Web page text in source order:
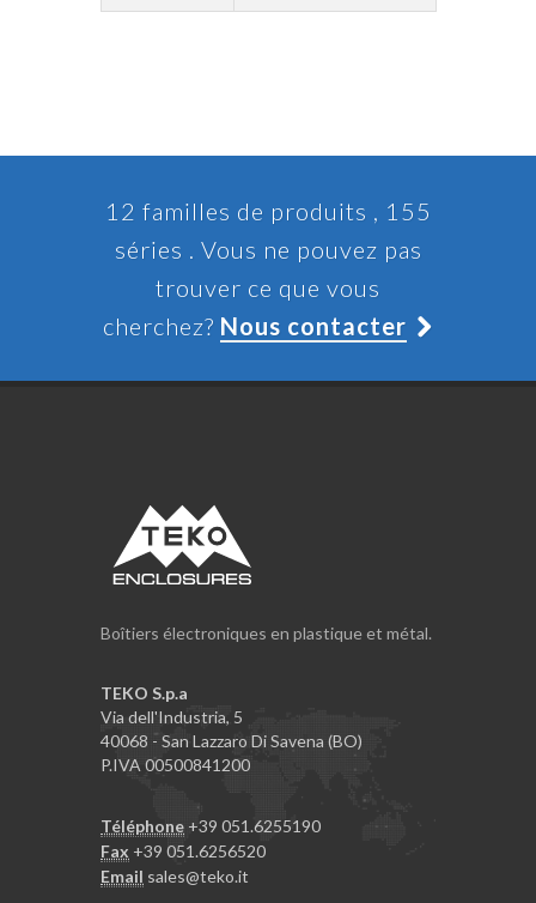
12 familles de produits , 155
séries . Vous ne pouvez pas
trouver ce que vous
cherchez? Nous contacter
Boîtiers électroniques en plastique et métal.
TEKO S.p.a
Via dell'Industria, 5
40068 - San Lazzaro Di Savena (BO)
P.IVA 00500841200
Téléphone +39 051.6255190
Fax +39 051.6256520
Email sales@teko.it